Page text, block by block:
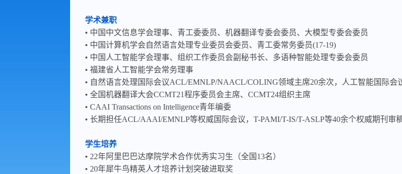
学术兼职
• 中国中文信息学会理事、青工委委员、机器翻译专委会委员、大模型专委会委员
• 中国计算机学会自然语言处理专业委员会委员、青工委常务委员(17-19)
• 中国人工智能学会理事、组织工作委员会副秘书长、多语种智能处理专委会委员
• 福建省人工智能学会常务理事
• 自然语言处理国际会议ACL/EMNLP/NAACL/COLING领域主席20余次，人工智能国际
• 全国机器翻译大会CCMT21程序委员会主席、CCMT24组织主席
• CAAI Transactions on Intelligence青年编委
• 长期担任ACL/AAAI/EMNLP等权威国际会议，T-PAMI/T-IS/T-ASLP等40余个权威期刊审
学生培养
• 22年阿里巴巴达摩院学术合作优秀实习生（全国13名）
• 20年犀牛鸟精英人才培养计划突破进取奖